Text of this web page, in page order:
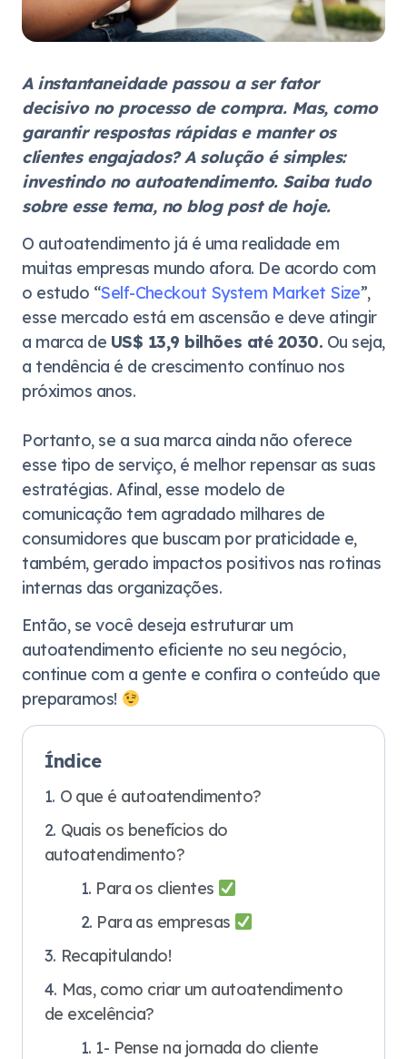
A instantaneidade passou a ser fator
decisivo no processo de compra. Mas, como
garantir respostas rápidas e manter os
clientes engajados? A solução é simples:
investindo no autoatendimento. Saiba tudo
sobre esse tema, no blog post de hoje.
O autoatendimento já é uma realidade em
muitas empresas mundo afora. De acordo com
o estudo “Self-Checkout System Market Size”,
esse mercado está em ascensão e deve atingir
a marca de US$ 13,9 bilhões até 2030. Ou seja,
a tendência é de crescimento contínuo nos
próximos anos.
Portanto, se a sua marca ainda não oferece
esse tipo de serviço, é melhor repensar as suas
estratégias. Afinal, esse modelo de
comunicação tem agradado milhares de
consumidores que buscam por praticidade e,
também, gerado impactos positivos nas rotinas
internas das organizações.
Então, se você deseja estruturar um
autoatendimento eficiente no seu negócio,
continue com a gente e confira o conteúdo que
preparamos!
Índice
O que é autoatendimento?
Quais os benefícios do
autoatendimento?
Para os clientes
Para as empresas
Recapitulando!
Mas, como criar um autoatendimento
de excelência?
1- Pense na jornada do cliente